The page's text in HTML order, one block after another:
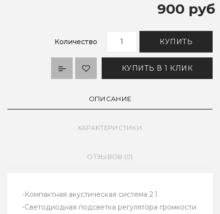
900 руб
Количество КУПИТЬ
КУПИТЬ В 1 КЛИК
ОПИСАНИЕ
ХАРАКТЕРИСТИКИ
ОТЗЫВОВ (0)
-Компактная акустическая система 2.1
-Светодиодная подсветка регулятора громкости